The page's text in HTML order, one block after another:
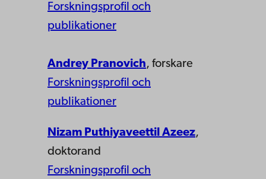
Forskningsprofil och
publikationer
Andrey Pranovich, forskare
Forskningsprofil och
publikationer
Nizam Puthiyaveettil Azeez,
doktorand
Forskningsprofil och